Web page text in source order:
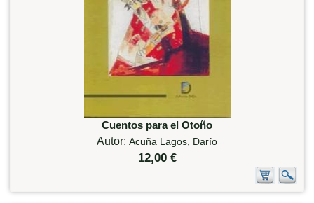
Cuentos para el Otoño
Autor: Acuña Lagos, Darío
12,00 €